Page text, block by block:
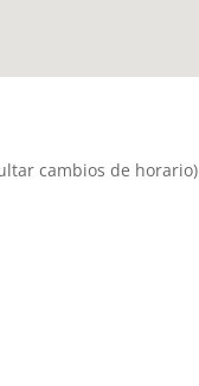
cambios de horario)